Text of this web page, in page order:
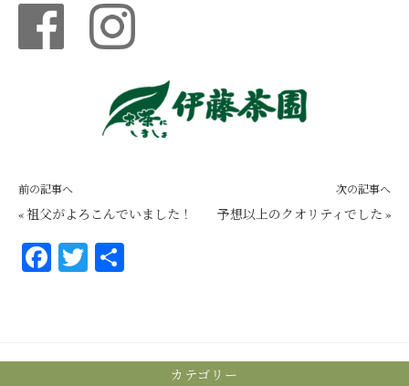
前の記事へ
«祖父がよろこんでいました！
次の記事へ
予想以上のクオリティでした »
Fa T
カテゴリー